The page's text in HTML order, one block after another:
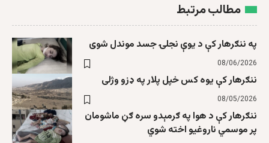
مطالب مرتبط
په ننګرهار کې د یوې نجلۍ جسد موندل شوی
08/06/2026
ننګرهار کې یوه کس خپل پلار په ډزو وژلی
08/05/2026
ننګرهار کې د هوا په ګرمېدو سره ګڼ ماشومان
پر موسمي ناروغیو اخته شوي